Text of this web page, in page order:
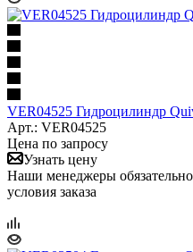
VER04525 Гидроцилиндр
Арт.: VER04525
Цена по запросу
Узнать цену
Наши менеджеры
условия заказа